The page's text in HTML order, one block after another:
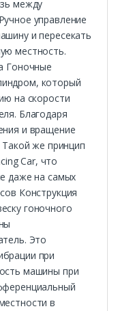
между
управление
и пересекать
местность.
Гоночные
который
на скорости
Благодаря
и вращение
Такой же принцип
Car, что
даже на самых
Конструкция
гоночного
Это
при
машины при
в